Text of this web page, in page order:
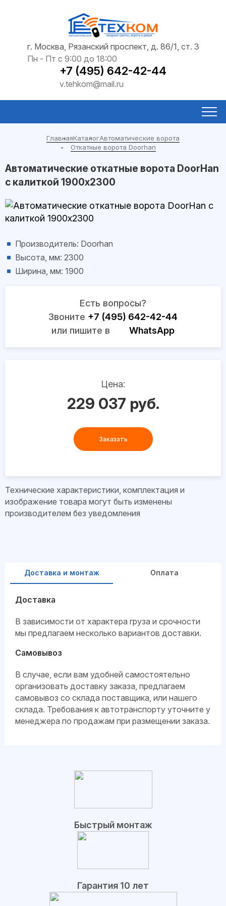
г. Москва, Рязанский проспект, д. 86/1, ст. 3
Пн - Пт с 9:00 до 18:00
+7 (495) 642-42-44
v.tehkom@mail.ru
ГлавнаяКаталогАвтоматические ворота
Откатные ворота Doorhan
Автоматические откатные ворота DoorHan
с калиткой 1900x2300
Производитель: Doorhan
Высота, мм: 2300
Ширина, мм: 1900
Есть вопросы?
Звоните +7 (495) 642-42-44
или пишите в
WhatsApp
Цена:
229 037 руб.
Заказать
Технические характеристики, комплектация и
изображение товара могут быть изменены
производителем без уведомления
Доставка и монтаж Оплата
Доставка
В зависимости от характера груза и срочности
мы предлагаем несколько вариантов доставки.
Самовывоз
В случае, если вам удобней самостоятельно
организовать доставку заказа, предлагаем
самовывоз со склада поставщика, или нашего
склада. Требования к автотранспорту уточните у
менеджера по продажам при размещении заказа.
Быстрый монтаж
Гарантия 10 лет